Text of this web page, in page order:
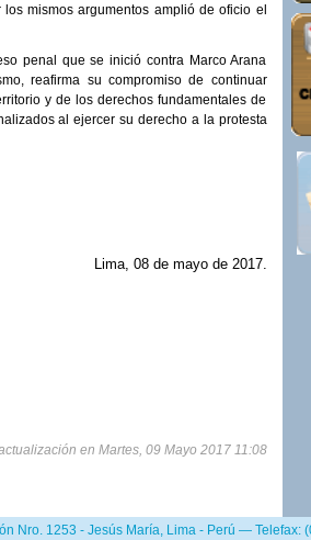
mismos argumentos amplió de oficio el
penal que se inició contra Marco Arana
reafirma su compromiso de continuar
y de los derechos fundamentales de
al ejercer su derecho a la protesta
Lima, 08 de mayo de 2017.
en Martes, 09 Mayo 2017 11:08
Nro. 1253 - Jesús María, Lima - Perú — Telefax: